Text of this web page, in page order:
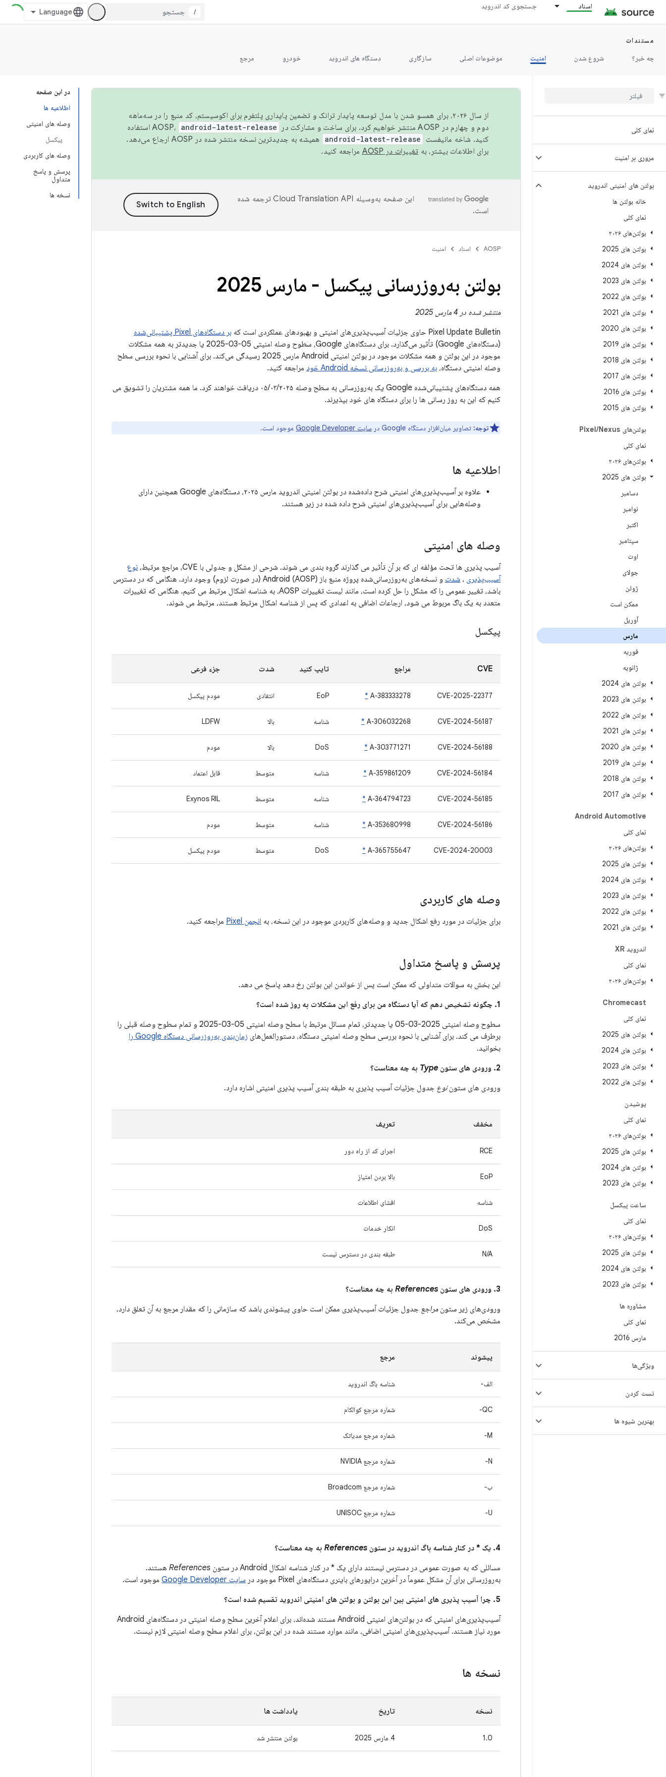
اسناد جستجوی کد اندروید
/
مستندات
چه خبر؟
شروع شدن امنیت موضوعات اصلی سازگاری دستگاه های اندروید خودرو مرجع
نمای کلی
مروری بر امنیت
بولتن های امنیتی اندروید
خانه بولتن ها
نمای کلی
بولتن‌های ۲۰۲۶
بولتن های 2025
بولتن های 2024
بولتن های 2023
بولتن های 2022
بولتن های 2021
بولتن های 2020
بولتن های 2019
بولتن های 2018
بولتن های 2017
بولتن های 2016
بولتن های 2015
بولتن‌های Pixel /Nexus
نمای کلی
بولتن‌های ۲۰۲۶
بولتن های 2025
دسامبر
نوامبر
اکتبر
سپتامبر
اوت
جولای
ژوئن
ممکن است
آوریل
مارس
فوریه
ژانویه
بولتن های 2024
بولتن های 2023
بولتن های 2022
بولتن های 2021
بولتن های 2020
بولتن های 2019
بولتن های 2018
بولتن های 2017
Android Automotive
نمای کلی
بولتن‌های ۲۰۲۶
بولتن های 2025
بولتن های 2024
بولتن های 2023
بولتن های 2022
بولتن های 2021
اندروید XR
نمای کلی
بولتن‌های ۲۰۲۶
Chromecast
نمای کلی
بولتن های 2025
بولتن های 2024
بولتن های 2023
بولتن های 2022
پوشیدن
نمای کلی
بولتن‌های ۲۰۲۶
بولتن های 2025
بولتن های 2024
بولتن های 2023
ساعت پیکسل
نمای کلی
بولتن‌های ۲۰۲۶
بولتن های 2025
بولتن های 2024
بولتن های 2023
مشاوره ها
نمای کلی
مارس 2016
ویژگی‌ها
تست کردن
بهترین شیوه ها
در این صفحه
اطلاعیه ها
وصله های امنیتی
پیکسل
وصله های کاربردی
پرسش و پاسخ
متداول
نسخه ها
از سال ۲۰۲۶، برای همسو شدن با مدل توسعه پایدار ترانک و تضمین پایداری پلتفرم برای اکوسیستم، کد منبع را در سه‌ماهه
دوم و چهارم در AOSP منتشر خواهیم کرد. برای ساخت و مشارکت در AOSP،
android-latest-release
استفاده
کنید. شاخه مانیفست
android-latest-release
همیشه به جدیدترین نسخه منتشر شده در AOSP ارجاع می‌دهد.
برای اطلاعات بیشتر، به تغییرات در AOSP مراجعه کنید.
این صفحه به‌وسیله
ترجمه شده
است.
AOSP اسناد امنیت
بولتن به‌روزرسانی پیکسل - مارس 2025
منتشر شده در 4 مارس 2025
Pixel Update Bulletin حاوی جزئیات آسیب‌پذیری‌های امنیتی و بهبودهای عملکردی است که
بر دستگاه‌های Pixel پشتیبانی‌شده
(دستگاه‌های Google) تأثیر می‌گذارد. برای دستگاه‌های Google، سطوح وصله امنیتی 05-03-2025 یا جدیدتر به همه مشکلات
موجود در این بولتن و همه مشکلات موجود در بولتن امنیتی Android مارس 2025 رسیدگی می‌کند. برای آشنایی با نحوه بررسی سطح
وصله امنیتی دستگاه، به بررسی و به‌روزرسانی نسخه Android خود
مراجعه کنید.
همه دستگاه‌های پشتیبانی‌شده Google یک به‌روزرسانی به سطح وصله ۰۵/۰۳/۲۰۲۵ دریافت خواهند کرد. ما همه مشتریان را تشویق می
کنیم که این به روز رسانی ها را برای دستگاه های خود بپذیرند.
توجه: تصاویر میان‌افزار دستگاه Google در سایت Google Developer موجود است.
اطلاعیه ها
علاوه بر آسیب‌پذیری‌های امنیتی شرح داده‌شده در بولتن امنیتی اندروید مارس ۲۰۲۵، دستگاه‌های Google همچنین دارای
وصله‌هایی برای آسیب‌پذیری‌های امنیتی شرح داده شده در زیر هستند.
وصله های امنیتی
آسیب پذیری ها تحت مؤلفه ای که بر آن تأثیر می گذارند گروه بندی می شوند. شرحی از مشکل و جدولی با CVE، مراجع مرتبط،
نوع
آسیب‌پذیری ، شدت
و نسخه‌های به‌روزرسانی‌شده پروژه منبع باز Android (AOSP) (در صورت لزوم) وجود دارد. هنگامی که در دسترس
باشد، تغییر عمومی را که مشکل را حل کرده است، مانند لیست تغییرات AOSP، به شناسه اشکال مرتبط می کنیم. هنگامی که تغییرات
متعدد به یک باگ مربوط می شود، ارجاعات اضافی به اعدادی که پس از شناسه اشکال مرتبط هستند، مرتبط می شوند.
پیکسل
CVE مراجع تایپ کنید شدت جزء فرعی
CVE-2025-22377
A-383333278
*
EoP انتقادی مودم پیکسل
CVE-2024-56187
A-306032268
* شناسه بالا LDFW
CVE-2024-56188
A-303771271
*
DoS بالا مودم
CVE-2024-56184
A-359861209
* شناسه متوسط قابل اعتماد
CVE-2024-56185
A-364794723
* شناسه متوسط Exynos RIL
CVE-2024-56186
A-353680998
* شناسه متوسط مودم
CVE-2024-20003
A-365755647
*
DoS متوسط مودم پیکسل
وصله های کاربردی
برای جزئیات در مورد رفع اشکال جدید و وصله‌های کاربردی موجود در این نسخه، به انجمن Pixel مراجعه کنید.
پرسش و پاسخ متداول
این بخش به سوالات متداولی که ممکن است پس از خواندن این بولتن رخ دهد پاسخ می دهد.
1. چگونه تشخیص دهم که آیا دستگاه من برای رفع این مشکلات به روز شده است؟
سطوح وصله امنیتی 2025-03-05 یا جدیدتر، تمام مسائل مرتبط با سطح وصله امنیتی 05-03-2025 و تمام سطوح وصله قبلی را
برطرف می کند. برای آشنایی با نحوه بررسی سطح وصله امنیتی دستگاه، دستورالعمل‌های زمان‌بندی به‌روزرسانی دستگاه Google را
بخوانید.
2. ورودی های ستون
Type به چه معناست؟
ورودی های ستوننوع جدول جزئیات آسیب پذیری به طبقه بندی آسیب پذیری امنیتی اشاره دارد.
مخفف تعریف
RCE اجرای کد از راه دور
EoP بالا بردن امتیاز
شناسه افشای اطلاعات
DoS انکار خدمات
N/A طبقه بندی در دسترس نیست
3. ورودی های ستون References به چه معناست؟
ورودی‌های زیر ستون مراجع جدول جزئیات آسیب‌پذیری ممکن است حاوی پیشوندی باشد که سازمانی را که مقدار مرجع به آن تعلق دارد،
مشخص می‌کند.
پیشوند مرجع
الف- شناسه باگ اندروید
QC- شماره مرجع کوالکام
M- شماره مرجع مدیاتک
N- شماره مرجع NVIDIA
ب- شماره مرجع Broadcom
U- شماره مرجع UNISOC
4. یک * در کنار شناسه باگ اندروید در ستون References به چه معناست؟
مسائلی که به صورت عمومی در دسترس نیستند دارای یک * در کنار شناسه اشکال Android در ستون
References هستند.
به‌روزرسانی برای آن مشکل عموماً در آخرین درایورهای باینری دستگاه‌های Pixel موجود در
سایت Google Developer
موجود است.
5. چرا آسیب پذیری های امنیتی بین این بولتن و بولتن های امنیتی اندروید تقسیم شده است؟
آسیب‌پذیری‌های امنیتی که در بولتن‌های امنیتی Android مستند شده‌اند، برای اعلام آخرین سطح وصله امنیتی در دستگاه‌های Android
مورد نیاز هستند. آسیب‌پذیری‌های امنیتی اضافی، مانند موارد مستند شده در این بولتن، برای اعلام سطح وصله امنیتی لازم نیست.
نسخه ها
نسخه تاریخ یادداشت ها
1.0 4 مارس 2025 بولتن منتشر شد